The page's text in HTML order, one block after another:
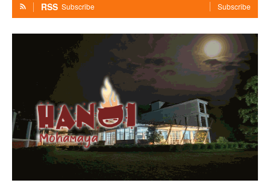
RSS Subscribe Subscribe